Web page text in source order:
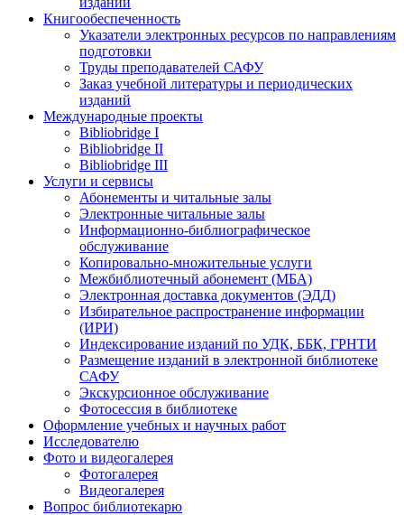
Книгообеспеченность
Указатели электронных ресурсов по направлениям
подготовки
Труды преподавателей САФУ
Заказ учебной литературы и периодических
изданий
Международные проекты
Bibliobridge I
Bibliobridge II
Bibliobridge III
Услуги и сервисы
Абонементы и читальные залы
Электронные читальные залы
Информационно-библиографическое
обслуживание
Копировально-множительные услуги
Межбиблиотечный абонемент (МБА)
Электронная доставка документов (ЭДД)
Избирательное распространение информации
(ИРИ)
Индексирование изданий по УДК, ББК, ГРНТИ
Размещение изданий в электронной библиотеке
САФУ
Экскурсионное обслуживание
Фотосессия в библиотеке
Оформление учебных и научных работ
Исследователю
Фото и видеогалерея
Фотогалерея
Видеогалерея
Вопрос библиотекарю